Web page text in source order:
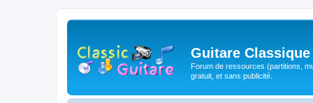
Guitare Classique
Forum de ressources (partitions,
gratuit, et sans publicité.